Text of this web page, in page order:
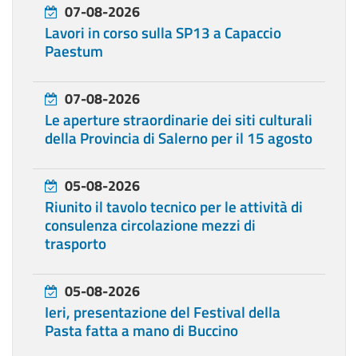
07-08-2026
Lavori in corso sulla SP13 a Capaccio
Paestum
07-08-2026
Le aperture straordinarie dei siti culturali
della Provincia di Salerno per il 15 agosto
05-08-2026
Riunito il tavolo tecnico per le attività di
consulenza circolazione mezzi di
trasporto
05-08-2026
Ieri, presentazione del Festival della
Pasta fatta a mano di Buccino